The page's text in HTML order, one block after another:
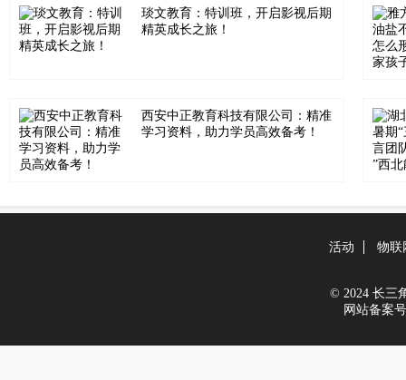
琰文教育：特训班，开启影视后期
精英成长之旅！
西安中正教育科技有限公司：精准
学习资料，助力学员高效备考！
活动 物联
© 2024 长三
网站备案